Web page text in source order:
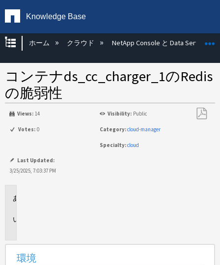
Knowledge Base
グローバル階層を展開/折りたたむ
ホーム クラウド NetApp Console と Data Services
コンテナds_cc_charger_1のRedis
の脆弱性
Views: 14 Visibility: Public
Votes: 0 Category:cloud-manager
Specialty:cloud
Last Updated:
3/25/2025, 7:03:37 PM
環境